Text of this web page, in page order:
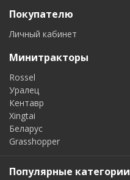
Покупателю
Личный кабинет
Минитракторы
Rossel
Уралец
Кентавр
Xingtai
Беларус
Grasshopper
Популярные категории